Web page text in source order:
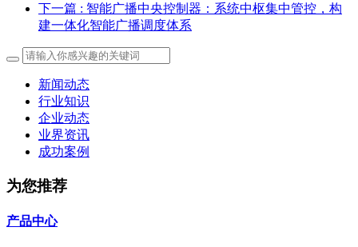
下一篇 : 智能广播中央控制器：系统中枢集中管控，构
建一体化智能广播调度体系
新闻动态
行业知识
企业动态
业界资讯
成功案例
为您推荐
产品中心